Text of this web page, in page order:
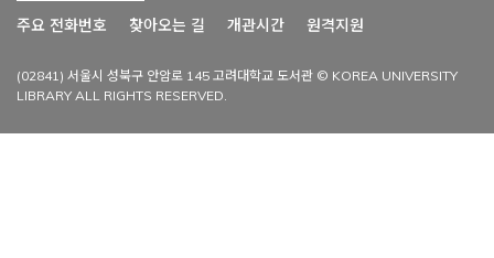
주요 전화번호
찾아오는 길 개관시간 원격지원
(02841) 서울시 성북구 안암로 145 고려대학교 도서관 © KOREA UNIVERSITY
LIBRARY ALL RIGHTS RESERVED.